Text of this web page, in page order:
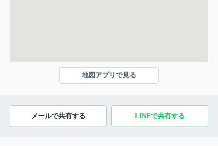
地図アプリで見る
メールで共有する LINEで共有する